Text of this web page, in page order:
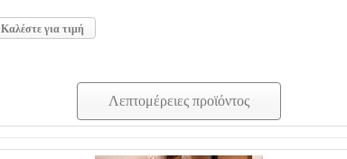
Καλέστε για τιμή
Λεπτομέρειες προϊόντος